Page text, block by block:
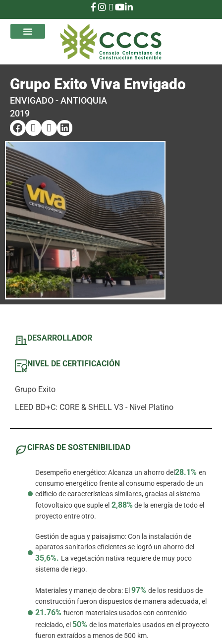
Grupo Exito Viva Envigado
ENVIGADO - ANTIOQUIA
2019
DESARROLLADOR
NIVEL DE CERTIFICACIÓN
Grupo Exito
LEED BD+C: CORE & SHELL V3 - Nivel Platino
CIFRAS DE SOSTENIBILIDAD
Desempeño energético: Alcanza un ahorro del28.1% en
consumo energético frente al consumo esperado de un
edificio de características similares, gracias al sistema
fotovoltaico que suple el2,88% de la energía de todo el
proyecto entre otro.
Gestión de agua y paisajismo: Con la instalación de
aparatos sanitarios eficientes se logró un ahorro del
35,6%. La vegetación nativa requiere de muy poco
sistema de riego.
Materiales y manejo de obra: El 97% de los residuos de
construcción fueron dispuestos de manera adecuada, el
21.76% fueron materiales usados con contenido
reciclado, el 50% de los materiales usados en el proyecto
fueron extraídos a menos de 500 km.